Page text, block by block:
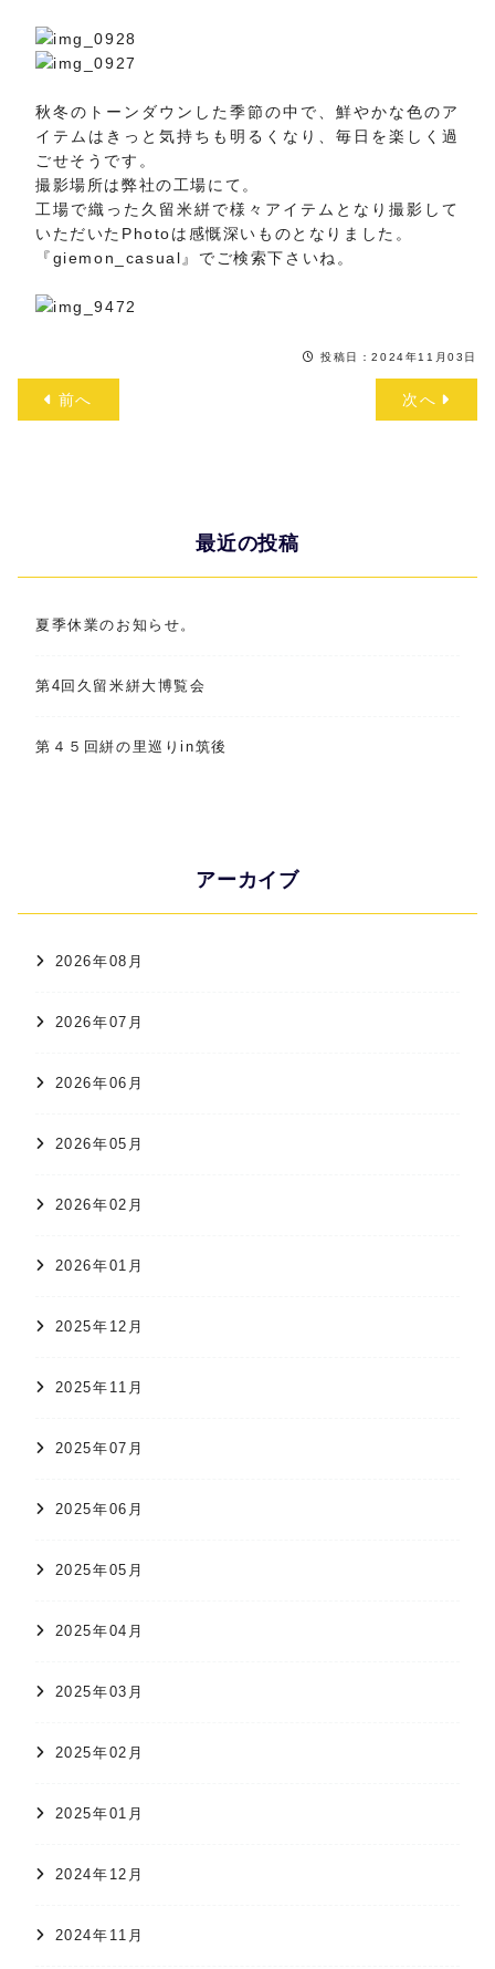
秋冬のトーンダウンした季節の中で、鮮やかな色のア
イテムはきっと気持ちも明るくなり、毎日を楽しく過
ごせそうです。
撮影場所は弊社の工場にて。
工場で織った久留米絣で様々アイテムとなり撮影して
いただいたPhotoは感慨深いものとなりました。
『giemon_casual』でご検索下さいね。
投稿日：2024年11月03日
前へ 次へ
最近の投稿
夏季休業のお知らせ。
第4回久留米絣大博覧会
第４５回絣の里巡りin筑後
アーカイブ
2026年08月
2026年07月
2026年06月
2026年05月
2026年02月
2026年01月
2025年12月
2025年11月
2025年07月
2025年06月
2025年05月
2025年04月
2025年03月
2025年02月
2025年01月
2024年12月
2024年11月